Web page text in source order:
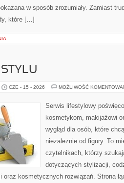
w sposób zrozumiały. Zamiast
które […]
CZE - 15 - 2026 MOŻLIWOŚĆ
Serwis lifestylowy
kosmetykom, makijażowi
wygląd dla osób, które
niezależnie od figury. To
czytelnikach, którzy
dotyczących stylizacji,
kosmetycznych rozwiązań. Strona